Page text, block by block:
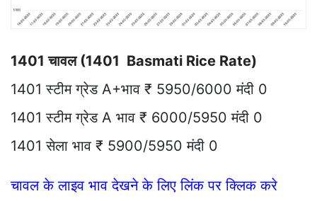
1401 चावल (1401 Basmati Rice Rate)
1401 स्टीम ग्रेड A+भाव ₹ 5950/6000 मंदी 0
1401 स्टीम ग्रेड A भाव ₹ 6000/5950 मंदी 0
1401 सेला भाव ₹ 5900/5950 मंदी 0
चावल के लाइव भाव देखने के लिए लिंक पर क्लिक करे